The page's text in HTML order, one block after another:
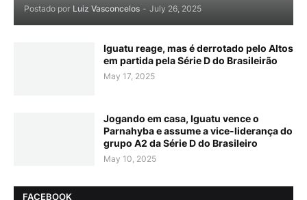
Postado por Luiz Vasconcelos - July 26, 2025
Iguatu reage, mas é derrotado pelo Altos
em partida pela Série D do Brasileirão
May 17, 2025
Jogando em casa, Iguatu vence o
Parnahyba e assume a vice-liderança do
grupo A2 da Série D do Brasileiro
May 10, 2025
FACEBOOK